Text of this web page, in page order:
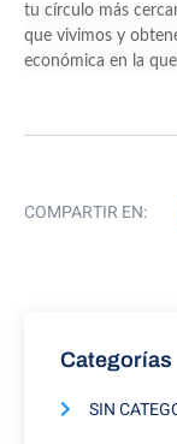
tu círculo más
que vivimos y
económica en la
COMPARTIR EN:
Categorías
SIN